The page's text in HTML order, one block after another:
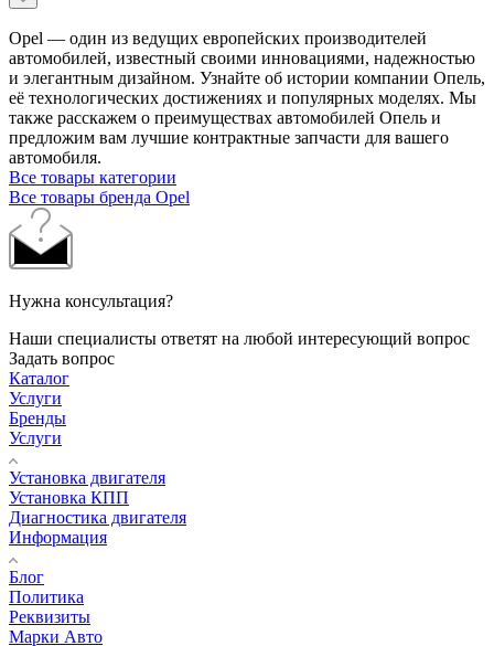
Opel — один из ведущих европейских производителей
автомобилей, известный своими инновациями, надежностью
и элегантным дизайном. Узнайте об истории компании Опель,
её технологических достижениях и популярных моделях. Мы
также расскажем о преимуществах автомобилей Опель и
предложим вам лучшие контрактные запчасти для вашего
автомобиля.
Все товары категории
Все товары бренда Opel
Нужна консультация?
Наши специалисты ответят на любой интересующий вопрос
Задать вопрос
Каталог
Услуги
Бренды
Услуги
Установка двигателя
Установка КПП
Диагностика двигателя
Информация
Блог
Политика
Реквизиты
Марки Авто